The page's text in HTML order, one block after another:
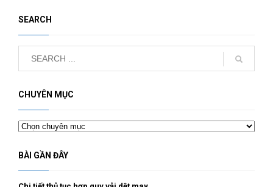
SEARCH
CHUYÊN MỤC
Chuyên
mục
BÀI GẦN ĐÂY